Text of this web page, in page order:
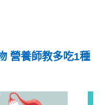
營養師教多吃1種